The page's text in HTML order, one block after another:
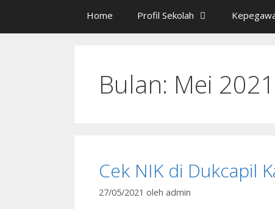
Home Profil Sekolah
Bulan: Mei 2021
Cek NIK di Dukcapil
27/05/2021 oleh admin